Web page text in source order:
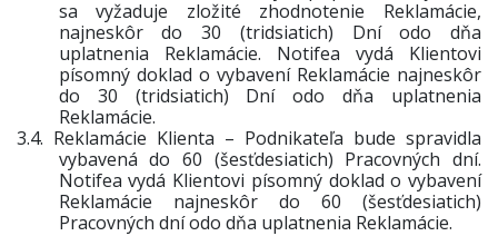
sa vyžaduje zložité zhodnotenie Reklamácie,
najneskôr do 30 (tridsiatich) Dní odo dňa
uplatnenia Reklamácie. Notifea vydá Klientovi
písomný doklad o vybavení Reklamácie najneskôr
do 30 (tridsiatich) Dní odo dňa uplatnenia
Reklamácie.
3.4. Reklamácie Klienta – Podnikateľa bude spravidla
vybavená do 60 (šesťdesiatich) Pracovných dní.
Notifea vydá Klientovi písomný doklad o vybavení
Reklamácie najneskôr do 60 (šesťdesiatich)
Pracovných dní odo dňa uplatnenia Reklamácie.